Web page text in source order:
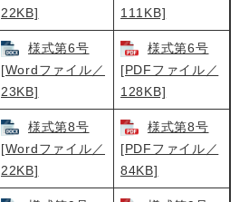
22KB]
111KB]
様式第6号
[Wordファイル／
23KB]
様式第6号
[PDFファイル／
128KB]
様式第8号
[Wordファイル／
22KB]
様式第8号
[PDFファイル／
84KB]